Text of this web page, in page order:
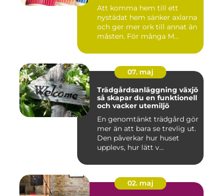
Att komma hem till ett
nystädat hem sänker axlarna
och ger mer ork till annat än
måsten. För många M...
07. maj
Trädgårdsanläggning växjö
så skapar du en funktionell
och vacker utemiljö
En genomtänkt trädgård gör
mer än att bara se trevlig ut.
Den påverkar hur huset
upplevs, hur lätt v...
02. maj